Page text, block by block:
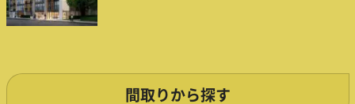
間取りから探す